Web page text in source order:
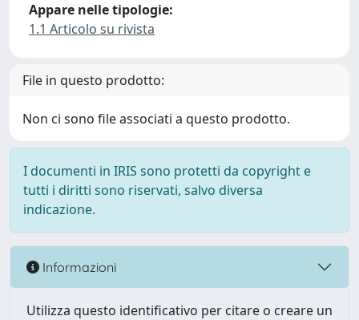
Appare nelle tipologie:
1.1 Articolo su rivista
File in questo prodotto:
Non ci sono file associati a questo prodotto.
I documenti in IRIS sono protetti da copyright e
tutti i diritti sono riservati, salvo diversa
indicazione.
Informazioni
Utilizza questo identificativo per citare o creare un